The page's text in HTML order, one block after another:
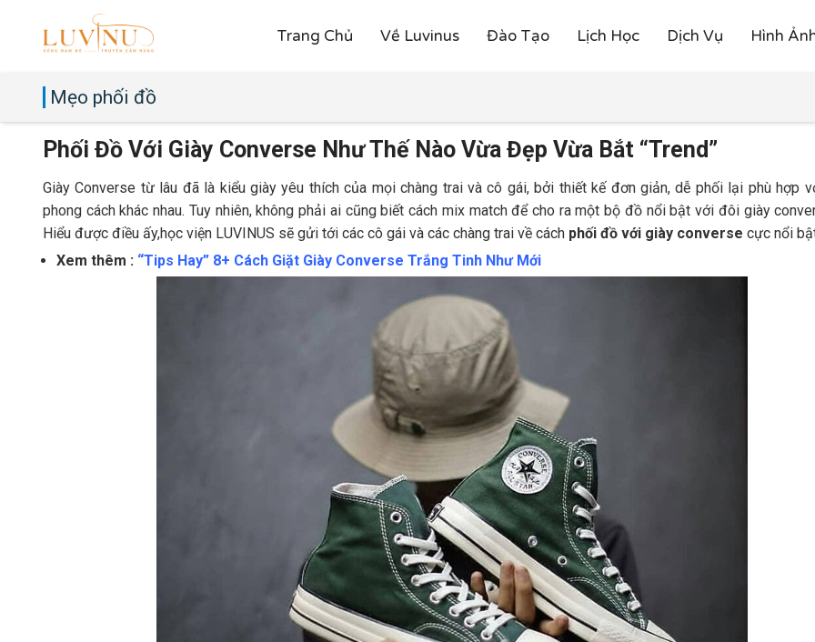
Trang Chủ Về Luvinus Đào Tạo Lịch Học Dịch Vụ Hình
Mẹo phối đồ
Phối Đồ Với Giày Converse Như Thế Nào Vừa Đẹp Vừa Bắt “Trend”
Giày Converse từ lâu đã là kiểu giày yêu thích của mọi chàng trai và cô gái, bởi thiết kế đơn giản, dễ phối lại phù hợp
phong cách khác nhau. Tuy nhiên, không phải ai cũng biết cách mix match để cho ra một bộ đồ nổi bật với đôi giày
Hiểu được điều ấy,học viện LUVINUS sẽ gửi tới các cô gái và các chàng trai về cách phối đồ với giày converse cực nổi
Xem thêm : “Tips Hay” 8+ Cách Giặt Giày Converse Trắng Tinh Như Mới